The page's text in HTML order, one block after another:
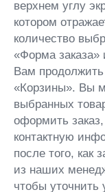
верхнем углу
котором
количество
«Форма заказа»
Вам
«Корзины». Вы
выбранных
оформить
контактную
после того, как
из наших
чтобы уточнить